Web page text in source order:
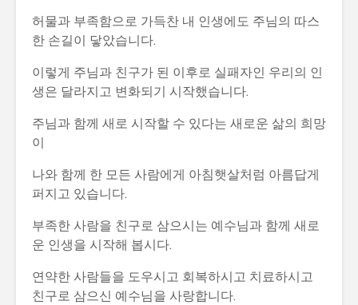
허물과 부족함으로 가득찬 내 인생에도 주님의 따스
한 손길이 닿았습니다.
이렇게 주님과 친구가 된 이후로 실패자인 우리의 인
생은 달라지고 변화되기 시작했습니다.
주님과 함께 새로 시작할 수 있다는 새로운 삶의 희망
이
나와 함께 한 모든 사람에게 아침햇살처럼 아름답게
퍼지고 있습니다.
부족한 사람을 친구로 삼으시는 예수님과 함께 새로
운 인생을 시작해 봅시다.
연약한 사람들을 도우시고 회복하시고 치료하시고
친구로 삼으신 예수님을 사랑합니다.